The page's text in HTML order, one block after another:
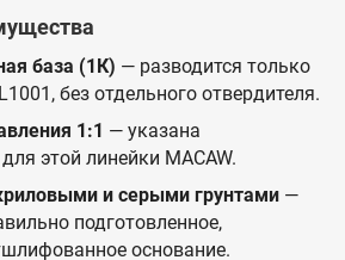
база (1К) — разводится только
без отдельного отвердителя.
1:1 — указана
этой линейки MACAW.
и серыми грунтами —
подготовленное,
основание.